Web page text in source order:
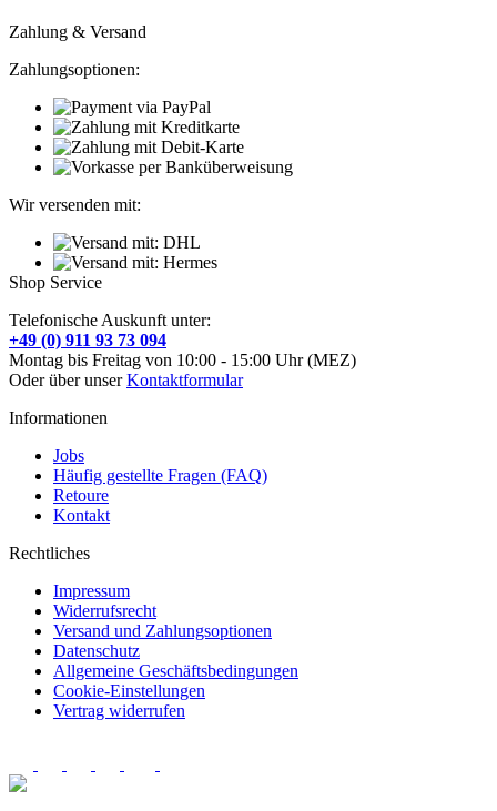
Zahlung & Versand
Zahlungsoptionen:
Wir versenden mit:
Shop Service
Telefonische Auskunft unter:
+49 (0) 911 93 73 094
Montag bis Freitag von 10:00 - 15:00 Uhr (MEZ)
Oder über unserKontaktformular
Informationen
Jobs
Häufig gestellte Fragen (FAQ)
Retoure
Kontakt
Rechtliches
Impressum
Widerrufsrecht
Versand und Zahlungsoptionen
Datenschutz
Allgemeine Geschäftsbedingungen
Cookie-Einstellungen
Vertrag widerrufen